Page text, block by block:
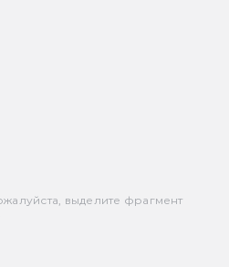
выделите фрагмент